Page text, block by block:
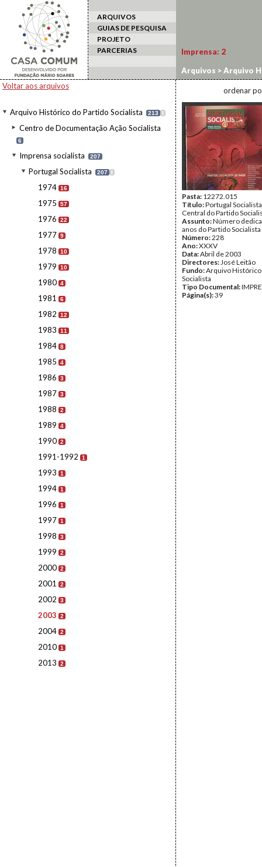
ARQUIVOS
GUIAS DE PESQUISA
PROJETO
PARCERIAS
Voltar aos arquivos
Arquivo Histórico do Partido Socialista 213 I
Centro de Documentação Ação Socialista
6
Imprensa socialista 207
Portugal Socialista 207 I
1974 16
1975 57
1976 22
1977 9
1978 10
1979 10
1980 4
1981 6
1982 12
1983 11
1984 8
1985 4
1986 3
1987 3
1988 2
1989 4
1990 2
1991-1992 1
1993 1
1994 1
1996 1
1997 1
1998 3
1999 2
2000 2
2001 2
2002 3
2003 2
2004 2
2010 1
2013 2
Imprensa: 2
Arquivos >Arquivo
ordenar
Pasta: 12272.015
Título:Portugal
Central do Partido
Assunto:Número
anos do Partido Socialista
Número:228
Ano:XXXV
Data:Abril de 2003
Directores:José Leitão
Fundo:Arquivo
Socialista
Tipo Documental:
Página(s):39